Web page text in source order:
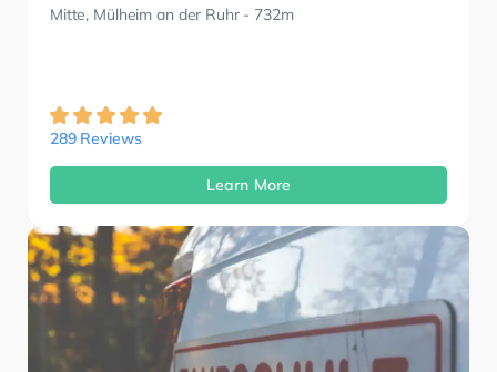
Mitte, Mülheim an der Ruhr- 732m
289 Reviews
Learn More